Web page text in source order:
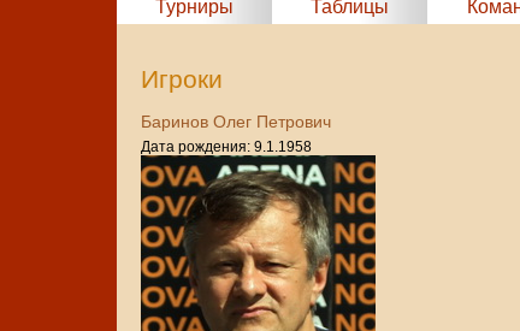
Турниры Таблицы
Игроки
Баринов Олег Петрович
Дата рождения: 9.1.1958